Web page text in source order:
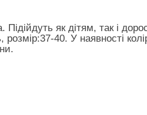
Підійдуть як дітям, так і
40. У наявності